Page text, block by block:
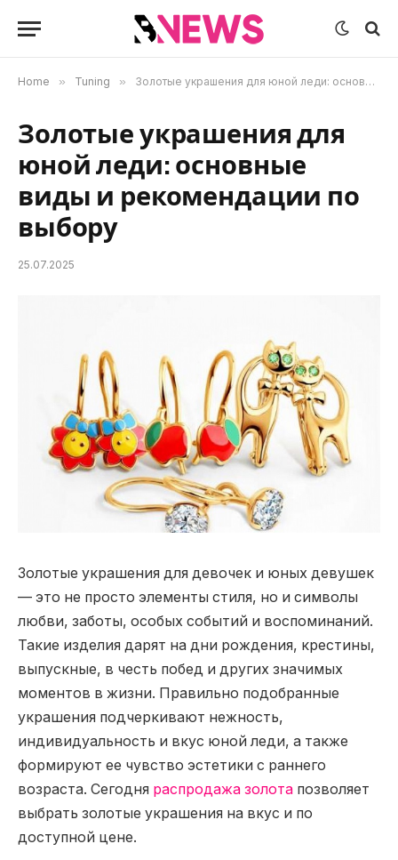
Home » Tuning » Золотые украшения для юной леди: основные виды и рекомендации по выбору
Золотые украшения для
юной леди: основные
виды и рекомендации по
выбору
25.07.2025
Золотые украшения для девочек и юных девушек
— это не просто элементы стиля, но и символы
любви, заботы, особых событий и воспоминаний.
Такие изделия дарят на дни рождения, крестины,
выпускные, в честь побед и других значимых
моментов в жизни. Правильно подобранные
украшения подчеркивают нежность,
индивидуальность и вкус юной леди, а также
формируют ее чувство эстетики с раннего
возраста. Сегодня распродажа золота позволяет
выбрать золотые украшения на вкус и по
доступной цене.